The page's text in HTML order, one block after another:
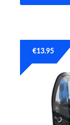
€13.95